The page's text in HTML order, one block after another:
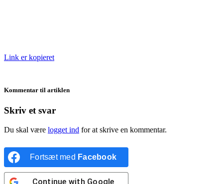
Link er kopieret
Kommentar til artiklen
Skriv et svar
Du skal være logget ind for at skrive en kommentar.
Fortsæt med Facebook
Continue with Google